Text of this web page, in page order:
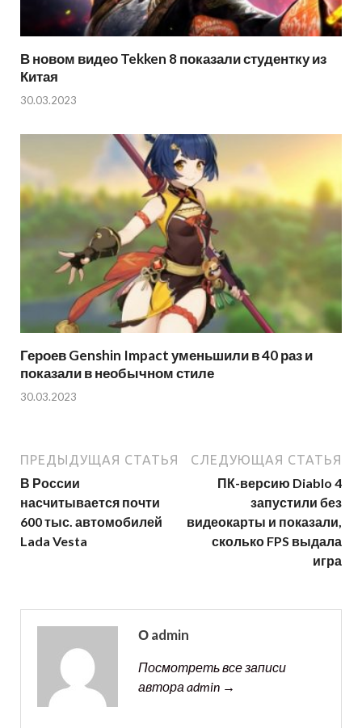
В новом видео Tekken 8 показали студентку из
Китая
30.03.2023
Героев Genshin Impact уменьшили в 40 раз и
показали в необычном стиле
30.03.2023
ПРЕДЫДУЩАЯ СТАТЬЯ
В России
насчитывается почти
600 тыс. автомобилей
Lada Vesta
СЛЕДУЮЩАЯ СТАТЬЯ
ПК-версию Diablo 4
запустили без
видеокарты и показали,
сколько FPS выдала
игра
О admin
Посмотреть все записи
автора admin →